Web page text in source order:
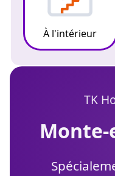
À l'intérieur
TK